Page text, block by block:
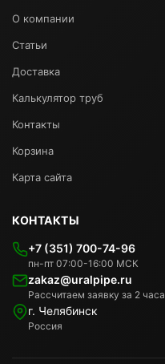
О компании
Статьи
Доставка
Калькулятор труб
Контакты
Корзина
Карта сайта
КОНТАКТЫ
+7 (351) 700-74-96
пн-пт 07:00-16:00 МСК
zakaz@uralpipe.ru
Рассчитаем заявку за 2 часа
г. Челябинск
Россия